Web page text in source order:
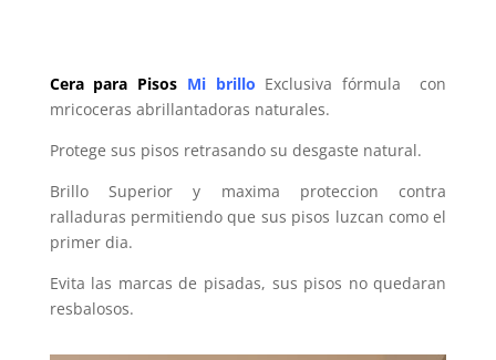
Cera para Pisos Mi brillo Exclusiva fórmula con
mricoceras abrillantadoras naturales.
Protege sus pisos retrasando su desgaste natural.
Brillo Superior y maxima proteccion contra
ralladuras permitiendo que sus pisos luzcan como el
primer dia.
Evita las marcas de pisadas, sus pisos no quedaran
resbalosos.